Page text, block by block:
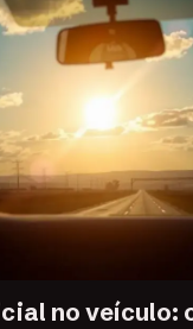
no veículo: